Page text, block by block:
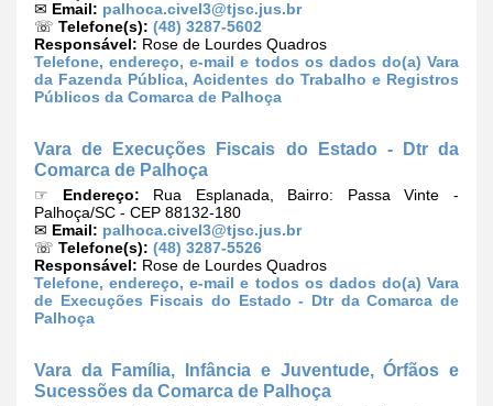
✉ Email: palhoca.civel3@tjsc.jus.br
☏ Telefone(s): (48) 3287-5602
Responsável: Rose de Lourdes Quadros
Telefone, endereço, e-mail e todos os dados do(a) Vara
da Fazenda Pública, Acidentes do Trabalho e Registros
Públicos da Comarca de Palhoça
Vara de Execuções Fiscais do Estado - Dtr da
Comarca de Palhoça
☞ Endereço: Rua Esplanada, Bairro: Passa Vinte -
Palhoça/SC - CEP 88132-180
✉ Email: palhoca.civel3@tjsc.jus.br
☏ Telefone(s): (48) 3287-5526
Responsável: Rose de Lourdes Quadros
Telefone, endereço, e-mail e todos os dados do(a) Vara
de Execuções Fiscais do Estado - Dtr da Comarca de
Palhoça
Vara da Família, Infância e Juventude, Órfãos e
Sucessões da Comarca de Palhoça